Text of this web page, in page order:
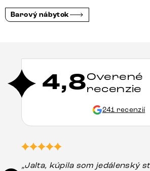
Barový nábytok
4,8Overené
recenzie
241 recenzií
„Jalta, kúpila som jedálenský